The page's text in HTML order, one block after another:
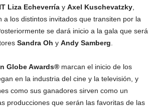
Liza Echeverría y Axel Kuschevatzky
a los distintos invitados que transiten por la
se dará inicio a la gala que será
Sandra Oh y Andy Samberg
Globe Awards® marcan el inicio de los
en la industria del cine y la televisión, y
como sus ganadores sirven como un
producciones que serán las favoritas de las